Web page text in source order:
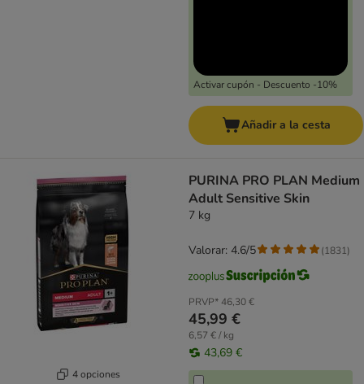
Activar cupón - Descuento -10%
Añadir a la cesta
4 opciones
PURINA PRO PLAN Medium
Adult Sensitive Skin
7 kg
PRVP*46,30 €
45,99 €
6,57 € / kg
43,69 €
Valorar: 4.6/5 (1831)